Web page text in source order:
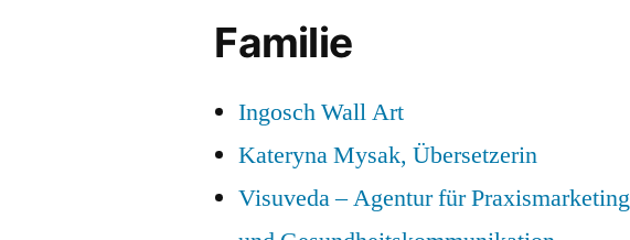
Familie
Ingosch Wall Art
Kateryna Mysak, Übersetzerin
Visuveda – Agentur für Praxismarketing